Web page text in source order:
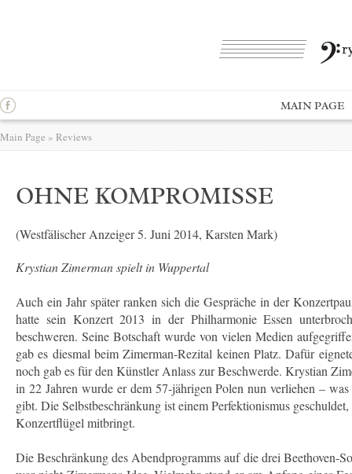
MAIN PAGE
Main Page » Reviews
OHNE KOMPROMISSE
(Westfälischer Anzeiger 5. Juni 2014, Karsten Mark)
Krystian Zimerman spielt in Wuppertal
Auch ein Jahr später ranken sich die Gespräche in der
hatte sein Konzert 2013 in der Philharmonie Essen
beschweren. Seine Botschaft wurde von vielen Medien
gab es diesmal beim Zimerman-Rezital keinen Platz. Dafür
noch gab es für den Künstler Anlass zur Beschwerde. Krystian
in 22 Jahren wurde er dem 57-jährigen Polen nun verliehen –
gibt. Die Selbstbeschränkung ist einem Perfektionismus
Konzertflügel mitbringt.
Die Beschränkung des Abendprogramms auf die drei Beethoven-